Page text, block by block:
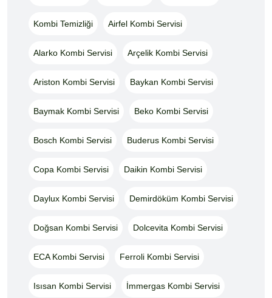
Kombi Temizliği Airfel Kombi Servisi
Alarko Kombi Servisi Arçelik Kombi Servisi
Ariston Kombi Servisi Baykan Kombi Servisi
Baymak Kombi Servisi Beko Kombi Servisi
Bosch Kombi Servisi Buderus Kombi Servisi
Copa Kombi Servisi Daikin Kombi Servisi
Daylux Kombi Servisi Demirdöküm Kombi Servisi
Doğsan Kombi Servisi Dolcevita Kombi Servisi
ECA Kombi Servisi Ferroli Kombi Servisi
Isısan Kombi Servisi İmmergas Kombi Servisi